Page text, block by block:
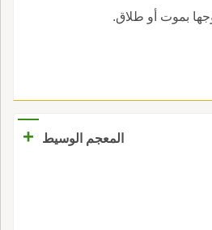
بموت أو طلاق.
المعجم الوسيط +